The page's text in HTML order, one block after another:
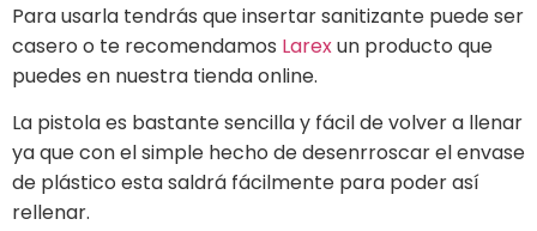
Para usarla tendrás que insertar sanitizante puede ser
casero o te recomendamos Larexun producto que
puedes en nuestra tienda online.
La pistola es bastante sencilla y fácil de volver a llenar
ya que con el simple hecho de desenrroscar el envase
de plástico esta saldrá fácilmente para poder así
rellenar.